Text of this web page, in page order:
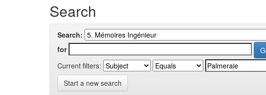
Search
Search:
for
Current filters:
Start a new search